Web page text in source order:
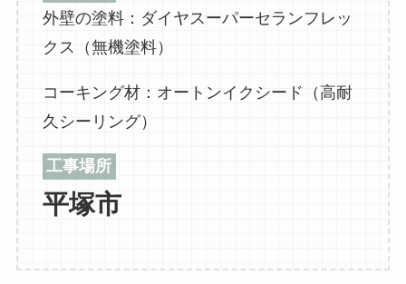
外壁の塗料：ダイヤスーパーセランフレッ
クス（無機塗料）
コーキング材：オートンイクシード（高耐
久シーリング）
工事場所
平塚市